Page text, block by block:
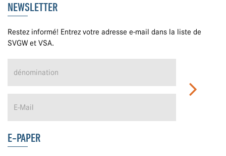
NEWSLETTER
Restez informé! Entrez votre adresse e-mail dans la liste de
SVGW et VSA.
E-PAPER